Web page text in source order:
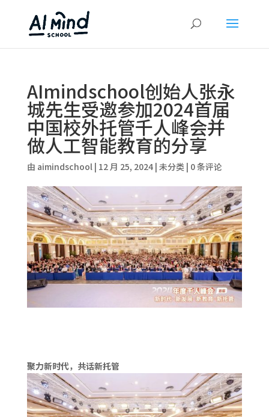
AImindschool创始人张永
城先生受邀参加2024首届
中国校外托管千人峰会并
做人工智能教育的分享
由 aimindschool| 12 月 25, 2024| 未分类| 0 条评论
聚力新时代，共话新托管